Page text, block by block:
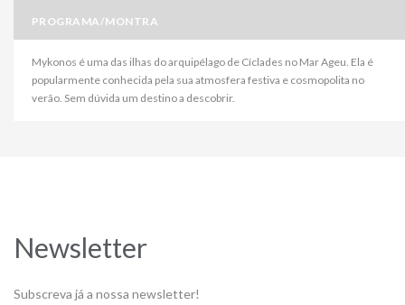
PROGRAMA/MONTRA
Mykonos é uma das ilhas do arquipélago de Cíclades no Mar Ageu. Ela é
popularmente conhecida pela sua atmosfera festiva e cosmopolita no
verão. Sem dúvida um destino a descobrir.
Newsletter
Subscreva já a nossa newsletter!